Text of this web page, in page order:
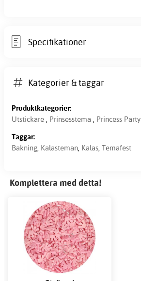
Specifikationer
Kategorier & taggar
Produktkategorier:
Utstickare , Prinsesstema , Princess Party
Taggar:
Bakning, Kalasteman, Kalas, Temafest
Komplettera med detta!